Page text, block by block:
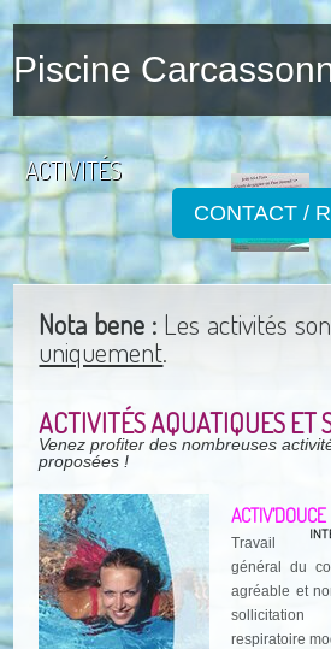
Piscine
ACTIVITÉS
CONTACT /
Nota bene : Les activités
uniquement.
ACTIVITÉS AQUATIQUES ET
Venez profiter des nombreuses
proposées !
ACTIV’DOUCE
Travail
général du
agréable et
respiratoire